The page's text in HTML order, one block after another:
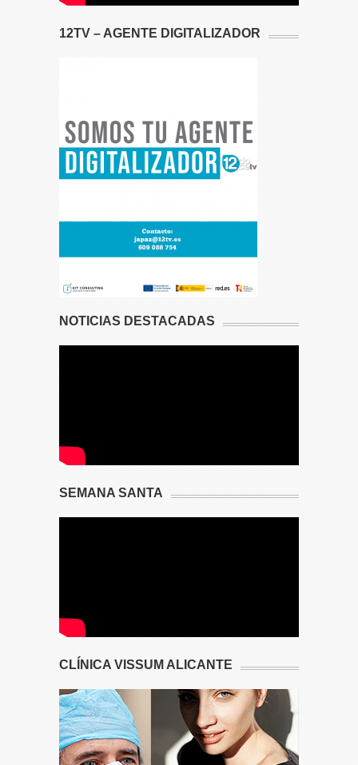
12TV – AGENTE DIGITALIZADOR
NOTICIAS DESTACADAS
SEMANA SANTA
CLÍNICA VISSUM ALICANTE